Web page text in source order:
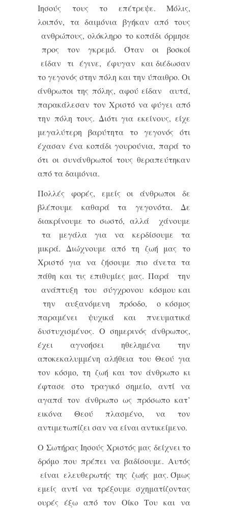
Ιησούς τους το επέτρεψε. Μόλις,
λοιπόν, τα δαιμόνια βγήκαν από τους
ανθρώπους, ολόκληρο το κοπάδι όρμησε
προς τον γκρεμό. Όταν οι βοσκοί
είδαν τι έγινε, έφυγαν και διέδωσαν
το γεγονός στην πόλη και την ύπαιθρο. Οι
άνθρωποι της πόλης, αφού είδαν αυτά,
παρακάλεσαν τον Χριστό να φύγει από
την πόλη τους. Διότι για εκείνους, είχε
μεγαλύτερη βαρύτητα το γεγονός ότι
έχασαν ένα κοπάδι γουρούνια, παρά το
ότι οι συνάνθρωποί τους θεραπεύτηκαν
από τα δαιμόνια.
Πολλές φορές, εμείς οι άνθρωποι δε
βλέπουμε καθαρά τα γεγονότα. Δε
διακρίνουμε το σωστό, αλλά χάνουμε
τα μεγάλα για να κερδίσουμε τα
μικρά. Διώχνουμε από τη ζωή μας το
Χριστό για να ζήσουμε πιο άνετα τα
πάθη και τις επιθυμίες μας. Παρά την
ανάπτυξη του σύγχρονου κόσμου και
την αυξανόμενη πρόοδο, ο κόσμος
παραμένει ψυχικά και πνευματικά
δυστυχισμένος. Ο σημερινός άνθρωπος,
έχει αγνοήσει ηθελημένα την
αποκεκαλυμμένη αλήθεια του Θεού για
τον κόσμο, τη ζωή και τον άνθρωπο κι
έφτασε στο τραγικό σημείο, αντί να
αγαπά τον άνθρωπο ως πρόσωπο κατ’
εικόνα Θεού πλασμένο, να τον
αντιμετωπίζει σαν να είναι αντικείμενο.
Ο Σωτήρας Ιησούς Χριστός μας δείχνει το
δρόμο που πρέπει να βαδίσουμε. Αυτός
είναι ελευθερωτής της ζωής μας. Όμως
εμείς αντί να τρέξουμε σχηματίζοντας
ουρές έξω από τον Οίκο Του και να